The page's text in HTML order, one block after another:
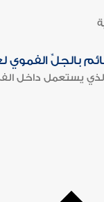
بالجلِّ الفموي
يستعمل داخل